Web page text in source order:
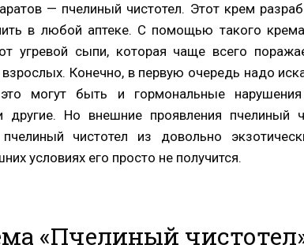
— пчелиный чистотел. Этот крем
в любой аптеке. С помощью такого
угревой сыпи, которая чаще всего
Конечно, в первую очередь надо
это могут быть и гормональные
другие. Но внешние проявления пчелиный
чистотел из довольно
условиях его просто не получится.
«Пчелиный